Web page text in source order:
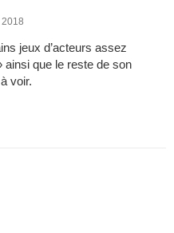
jeux d’acteurs assez
ainsi que le reste de son
voir.